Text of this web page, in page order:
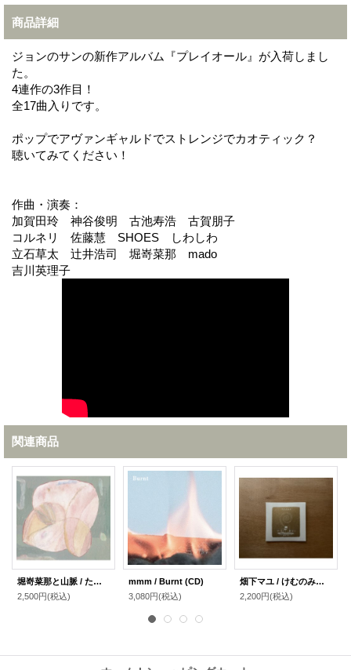
商品詳細
ジョンのサンの新作アルバム『プレイオール』が入荷しまし
た。
4連作の3作目！
全17曲入りです。
ポップでアヴァンギャルドでストレンジでカオティック？
聴いてみてください！
作曲・演奏：
加賀田玲 神谷俊明 古池寿浩 古賀朋子
コルネリ 佐藤慧 SHOES しわしわ
立石草太 辻井浩司 堀嵜菜那 mado
吉川英理子
関連商品
堀嵜菜那と山脈 / ただの動き (CD)
2,500円(税込)
mmm / Burnt (CD)
3,080円(税込)
畑下マユ / けむのみち (CD)
2,200円(税込)